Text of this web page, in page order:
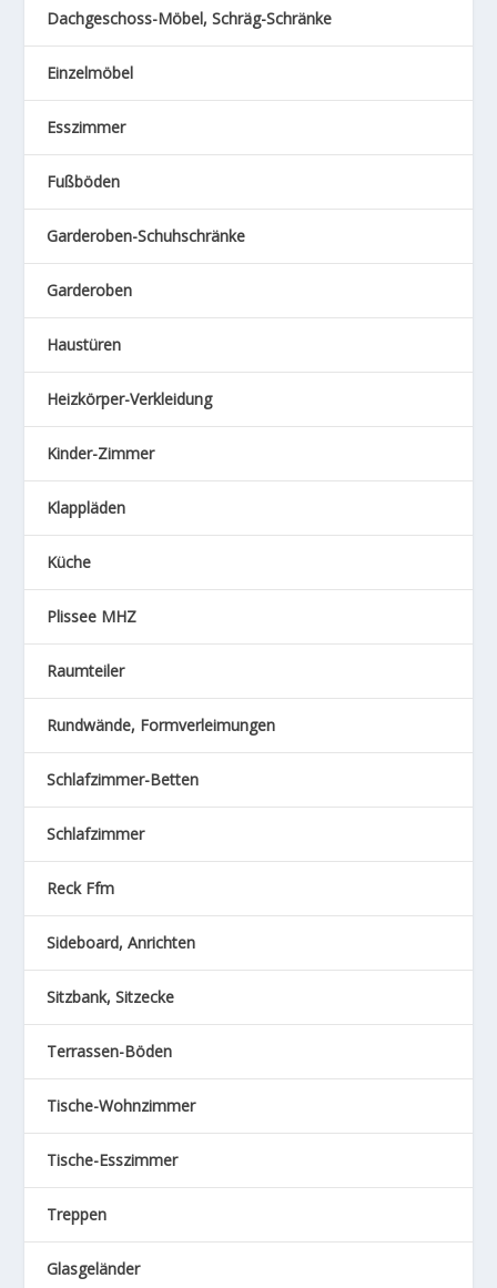
Dachgeschoss-Möbel, Schräg-Schränke
Einzelmöbel
Esszimmer
Fußböden
Garderoben-Schuhschränke
Garderoben
Haustüren
Heizkörper-Verkleidung
Kinder-Zimmer
Klappläden
Küche
Plissee MHZ
Raumteiler
Rundwände, Formverleimungen
Schlafzimmer-Betten
Schlafzimmer
Reck Ffm
Sideboard, Anrichten
Sitzbank, Sitzecke
Terrassen-Böden
Tische-Wohnzimmer
Tische-Esszimmer
Treppen
Glasgeländer